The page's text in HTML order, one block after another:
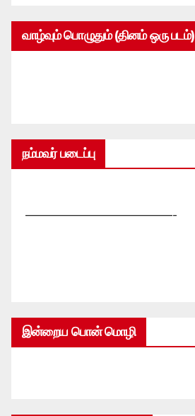
வாழ்வும் பொழுதும் (தினம் ஒரு படம்)
நம்மவர் படைப்பு
—————————————-
இன்றைய பொன் மொழி